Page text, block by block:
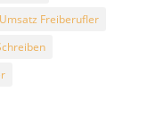
Umsatz Freiberufler